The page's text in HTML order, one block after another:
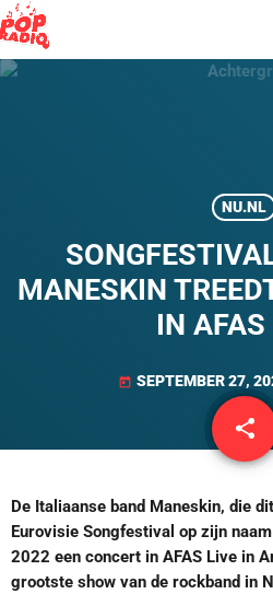
NU.NL
MANESKIN
IN
today SEPTEMBER 27,
share
email
De Italiaanse band Maneskin, die
Eurovisie Songfestival op zijn
2022 een concert in AFAS Live in
grootste show van de rockband in